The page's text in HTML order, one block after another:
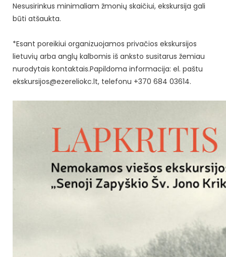
Nesusirinkus minimaliam žmonių skaičiui, ekskursija gali
būti atšaukta.
*Esant poreikiui organizuojamos privačios ekskursijos
lietuvių arba anglų kalbomis iš anksto susitarus žemiau
nurodytais kontaktais.Papildoma informacija: el. paštu
ekskursijos@ezereliokc.lt, telefonu +370 684 03614.